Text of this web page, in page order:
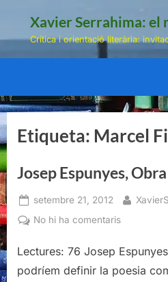
Xavier Serrahima: el
Crítica i orientació literària:
Etiqueta: Marcel
Josep Espunyes,
Posted
on
setembre 21, 2012 By
No hi ha comentarisa
Espunyes,
Obra
Lectures: 76 Josep
podríem definir la poesia